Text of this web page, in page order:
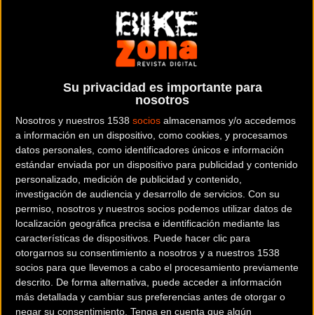
Su privacidad es importante para
nosotros
Nosotros y nuestros 1538 socios almacenamos y/o accedemos
a información en un dispositivo, como cookies, y procesamos
datos personales, como identificadores únicos e información
estándar enviada por un dispositivo para publicidad y contenido
personalizado, medición de publicidad y contenido,
investigación de audiencia y desarrollo de servicios. Con su
permiso, nosotros y nuestros socios podemos utilizar datos de
localización geográfica precisa e identificación mediante las
características de dispositivos. Puede hacer clic para
otorgarnos su consentimiento a nosotros y a nuestros 1538
socios para que llevemos a cabo el procesamiento previamente
descrito. De forma alternativa, puede acceder a información
más detallada y cambiar sus preferencias antes de otorgar o
negar su consentimiento. Tenga en cuenta que algún
Erviti, Jorge Arcas, Jesús Herrada, Dani Moreno
La cita alpina contendrá en este 2017 una contrarreloj de
23,5 km en Bourgoin-Jallieu, de distancia casi idéntica a la
que decidirá el próximo Tour de Francia en Marsella, y
ofrecerá tres días de alta montaña, con el Mont du Chat, el
viernes 9; Alpe d Huez por Sarenne, el sábado 10; y elfin de
fiesta en el Plateau de Solaison.
Más info. de este evento
CRITÉRIUM DEL DAUPHINÉ 2017
Se celebra del04/06/2017al11/06/2017
La UCI ha publicado el calendario World tour para la próxima
temporada con 10 nuevas pruebas que se sumarán treinta días de